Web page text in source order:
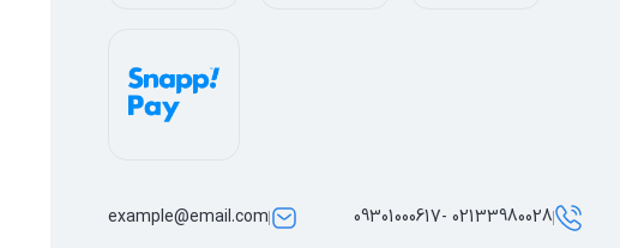
02133980028 -09301000617
example@email.com